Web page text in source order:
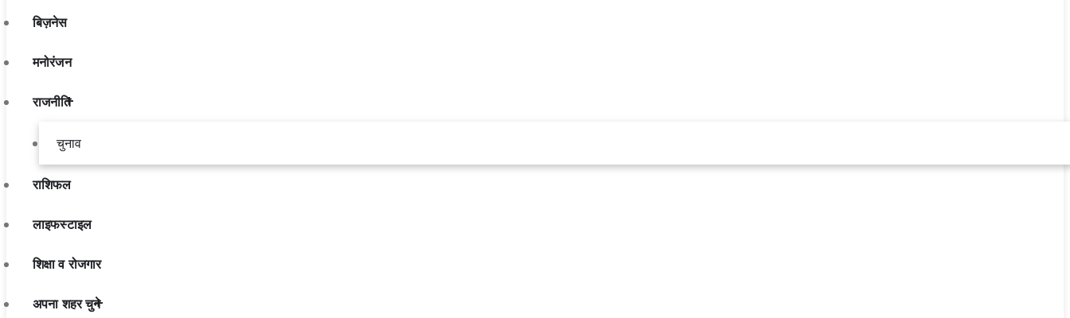
बिज़नेस
मनोरंजन
राजनीति
चुनाव
राशिफल
लाइफस्टाइल
शिक्षा व रोजगार
अपना शहर चुने